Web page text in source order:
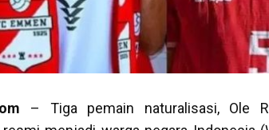
– Tiga pemain naturalisasi, Ole